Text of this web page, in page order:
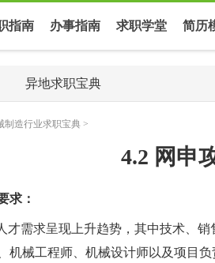
指南 办事指南 求职学堂 简历
异地求职宝典
制造行业求职宝典 >
4.2 网申
求：
才需求呈现上升趋势，其中技术、
机械工程师、机械设计师以及项目